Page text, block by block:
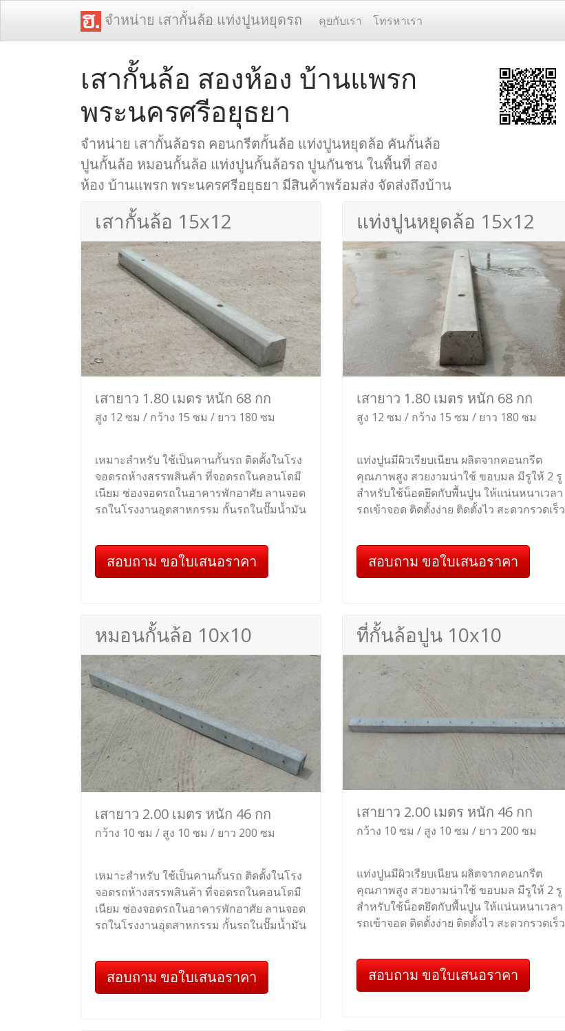
จำหน่าย เสากั้นล้อ แท่งปูนหยุดรถ คุยกับเรา โทรหาเรา
เสากั้นล้อ สองห้อง บ้านแพรก
พระนครศรีอยุธยา
จำหน่าย เสากั้นล้อรถ คอนกรีตกั้นล้อ แท่งปูนหยุดล้อ คันกั้นล้อ
ปูนกั้นล้อ หมอนกั้นล้อ แท่งปูนกั้นล้อรถ ปูนกันชน ในพื้นที่ สอง
ห้อง บ้านแพรก พระนครศรีอยุธยา มีสินค้าพร้อมส่ง จัดส่งถึงบ้าน
เสากั้นล้อ 15x12
เสายาว 1.80 เมตร หนัก 68 กก
สูง 12 ซม / กว้าง 15 ซม / ยาว 180 ซม
เหมาะสำหรับ ใช้เป็นคานกั้นรถ ติดตั้งในโรง
จอดรถห้างสรรพสินค้า ที่จอดรถในคอนโดมี
เนียม ช่องจอดรถในอาคารพักอาศัย ลานจอด
รถในโรงงานอุตสาหกรรม กั้นรถในปั๊มน้ำมัน
สอบถาม ขอใบเสนอราคา
แท่งปูนหยุดล้อ 15x12
เสายาว 1.80 เมตร หนัก 68 กก
สูง 12 ซม / กว้าง 15 ซม / ยาว 180 ซม
แท่งปูนมีผิวเรียบเนียน ผลิตจากคอนกรีต
คุณภาพสูง สวยงามน่าใช้ ขอบมล มีรูให้ 2 รู
สำหรับใช้น็อตยึดกับพื้นปูน ให้แน่นหนาเวลา
รถเข้าจอด ติดตั้งง่าย ติดตั้งไว สะดวกรวดเร็ว
สอบถาม ขอใบเสนอราคา
หมอนกั้นล้อ 10x10
เสายาว 2.00 เมตร หนัก 46 กก
กว้าง 10 ซม / สูง 10 ซม / ยาว 200 ซม
เหมาะสำหรับ ใช้เป็นคานกั้นรถ ติดตั้งในโรง
จอดรถห้างสรรพสินค้า ที่จอดรถในคอนโดมี
เนียม ช่องจอดรถในอาคารพักอาศัย ลานจอด
รถในโรงงานอุตสาหกรรม กั้นรถในปั๊มน้ำมัน
สอบถาม ขอใบเสนอราคา
ที่กั้นล้อปูน 10x10
เสายาว 2.00 เมตร หนัก 46 กก
กว้าง 10 ซม / สูง 10 ซม / ยาว 200 ซม
แท่งปูนมีผิวเรียบเนียน ผลิตจากคอนกรีต
คุณภาพสูง สวยงามน่าใช้ ขอบมล มีรูให้ 2 รู
สำหรับใช้น็อตยึดกับพื้นปูน ให้แน่นหนาเวลา
รถเข้าจอด ติดตั้งง่าย ติดตั้งไว สะดวกรวดเร็ว
สอบถาม ขอใบเสนอราคา